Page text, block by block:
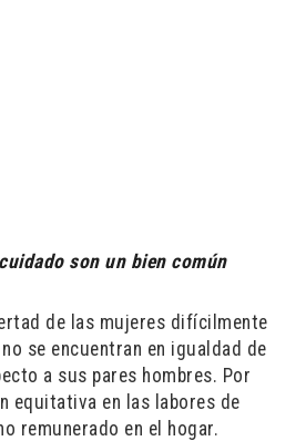
son un bien común
de las mujeres difícilmente
se encuentran en igualdad de
a sus pares hombres. Por
equitativa en las labores de
remunerado en el hogar.